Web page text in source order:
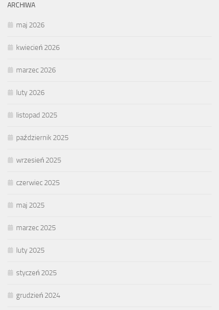
ARCHIWA
maj 2026
kwiecień 2026
marzec 2026
luty 2026
listopad 2025
październik 2025
wrzesień 2025
czerwiec 2025
maj 2025
marzec 2025
luty 2025
styczeń 2025
grudzień 2024